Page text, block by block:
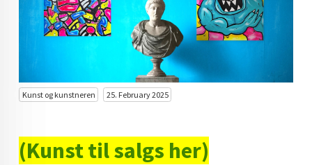
INTERIØR OG KUNST
KUNST INVESTERING
FARGETEORI
POP ART
Kunst og kunstneren 25. February 2025
(Kunst til salgs her)